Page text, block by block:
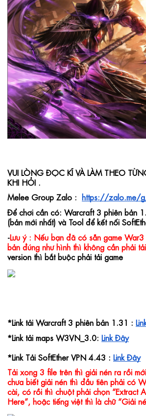
VUI LÒNG ĐỌC KĨ VÀ LÀM THEO
KHI HỎI .
Melee Group Zalo : https://zalo.me/
Để chơi cần có: Warcraft 3 phiên bản
(bản mới nhất) và Tool để kết nối
-Lưu ý : Nếu bạn đã có sẵn game War3
bản đúng như hình thì không cần phải
version thì bắt buộc phải tải game
*Link tải Warcraft 3 phiên bản 1.31 :
*Link tải maps W3VN_3.0: Link Đây
*Link Tải SoftEther VPN 4.43 : Link Đây
Tải xong 3 file trên thì giải nén ra rồi
chưa biết giải nén thì đầu tiên phải có
cài, có rồi thì chuột phải chọn “Extract
Here”, hoặc tiếng việt thì là chữ “Giải